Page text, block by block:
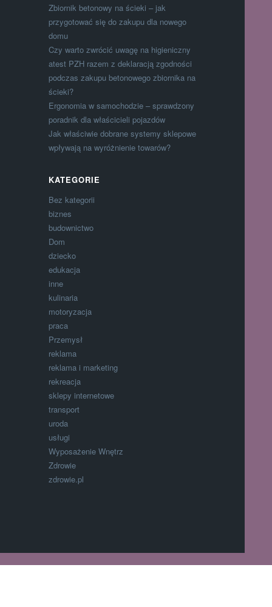
Zbiornik betonowy na ścieki – jak
przygotować się do zakupu dla nowego
domu
Czy warto zwrócić uwagę na higieniczny
atest PZH razem z deklaracją zgodności
podczas zakupu betonowego zbiornika na
ścieki?
Ergonomia w samochodzie – sprawdzony
poradnik dla właścicieli pojazdów
Jak właściwie dobrane systemy sklepowe
wpływają na wyróżnienie towarów?
KATEGORIE
Bez kategorii
biznes
budownictwo
Dom
dziecko
edukacja
inne
kulinaria
motoryzacja
praca
Przemysł
reklama
reklama i marketing
rekreacja
sklepy internetowe
transport
uroda
usługi
Wyposażenie Wnętrz
Zdrowie
zdrowie.pl